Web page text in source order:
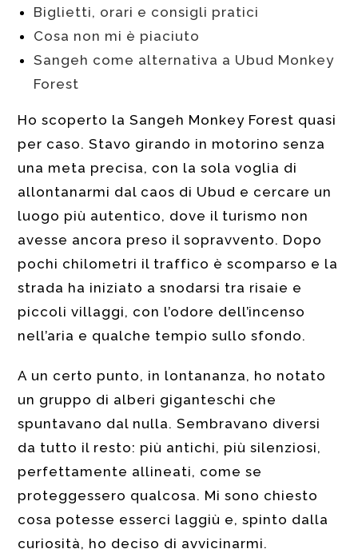
Biglietti, orari e consigli pratici
Cosa non mi è piaciuto
Sangeh come alternativa a Ubud Monkey
Forest
Ho scoperto la Sangeh Monkey Forest quasi
per caso. Stavo girando in motorino senza
una meta precisa, con la sola voglia di
allontanarmi dal caos di Ubud e cercare un
luogo più autentico, dove il turismo non
avesse ancora preso il sopravvento. Dopo
pochi chilometri il traffico è scomparso e la
strada ha iniziato a snodarsi tra risaie e
piccoli villaggi, con l’odore dell’incenso
nell’aria e qualche tempio sullo sfondo.
A un certo punto, in lontananza, ho notato
un gruppo di alberi giganteschi che
spuntavano dal nulla. Sembravano diversi
da tutto il resto: più antichi, più silenziosi,
perfettamente allineati, come se
proteggessero qualcosa. Mi sono chiesto
cosa potesse esserci laggiù e, spinto dalla
curiosità, ho deciso di avvicinarmi.